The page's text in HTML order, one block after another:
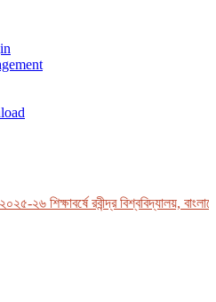
শিক্ষাবর্ষে রবীন্দ্র বিশ্ববিদ্যালয়,